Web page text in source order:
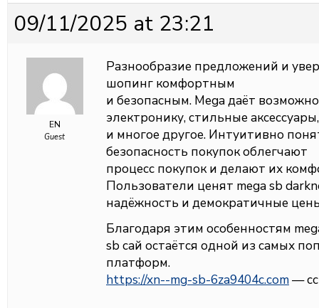
09/11/2025 at 23:21
EN
Guest
Разнообразие предложений и
шопинг комфортным
и безопасным. Mega даёт
электронику, стильные
и многое другое. Интуитивно
безопасность покупок облегчают
процесс покупок и делают их
Пользователи ценят mega sb
надёжность и демократичные
Благодаря этим особенностям
sb сай остаётся одной из самых
платформ.
https://xn--mg-sb-6za9404c.com—